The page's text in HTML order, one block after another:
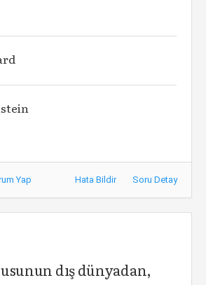
Yap Hata Bildir Soru Detay
dış dünyadan,